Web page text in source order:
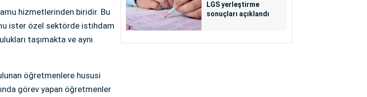
hizmetlerinden biridir. Bu
ister özel sektörde istihdam
taşımakta ve aynı
öğretmenlere hususi
görev yapan öğretmenler
LGS yerleştirme
sonuçları açıklandı